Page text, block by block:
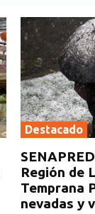
Destacado
Región de
Temprana
nevadas y